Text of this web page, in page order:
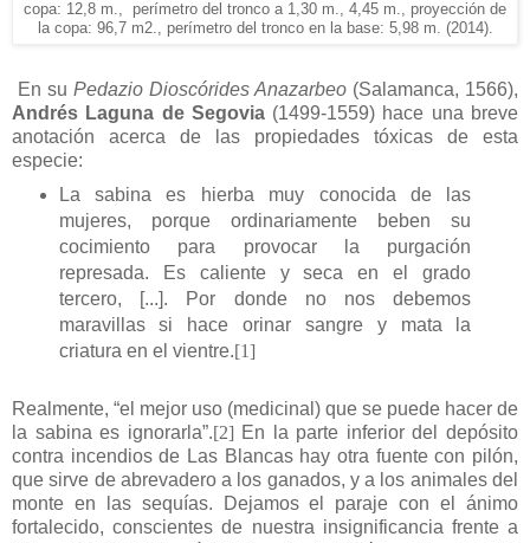
copa: 12,8 m., perímetro del tronco a 1,30 m., 4,45 m., proyección de
la copa: 96,7 m2., perímetro del tronco enla base: 5,98 m. (2014).
En su Pedazio Dioscórides Anazarbeo (Salamanca, 1566),
Andrés Laguna de Segovia(1499-1559) hace una breve
anotación acerca de las propiedades tóxicas de esta
especie:
La sabina es hierba muy conocida de las
mujeres, porque ordinariamente beben su
cocimiento para provocar la purgación
represada. Es caliente y seca en el grado
tercero, [...]. Por donde no nos debemos
maravillas si hace orinar sangre y mata la
criatura en el vientre.[1]
Realmente, “el mejor uso (medicinal) que se puede hacer de
la sabina es ignorarla”.[2] En la parte inferior del depósito
contra incendios de Las Blancas hay otra fuente con pilón,
que sirve de abrevadero a los ganados, y a los animales del
monte en las sequías. Dejamos el paraje con el ánimo
fortalecido, conscientes de nuestra insignificancia frente a